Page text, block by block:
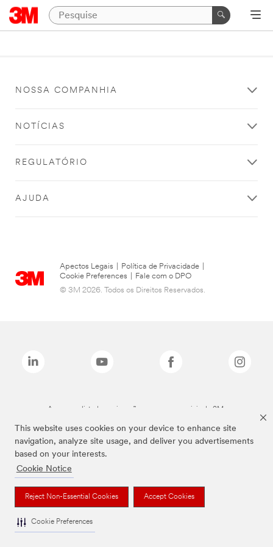
This website uses cookies on your device to enhance site
navigation, analyze site usage, and deliver you advertisements
based on your interests.
Cookie Notice
Reject Non-Essential Cookies Accept Cookies
Cookie Preferences
NOSSA COMPANHIA
NOTÍCIAS
REGULATÓRIO
AJUDA
Apectos Legais Política de Privacidade
Cookie Preferences
Fale com o DPO
© 3M 2026. Todos os Direitos Reservados.
As marcas listadas a cima são marcas comerciais da 3M.